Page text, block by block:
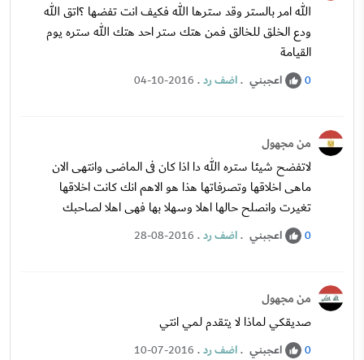
الله امر بالستر وقد سترها الله فكيف انت تفضها ؟اتق الله
ودع الخلق للخالق فمن هتك ستر احد هتك الله ستره يوم
القيامة
0 اعجبني .اضف رد.
04-10-2016
من مجهول
لاتفضح شيئا ستره الله دا اذا كان فى الماضى وانتهى الان
ماهى اخلاقها وتصرفاتها هذا هو الاهم انك كانت اخلاقها
تغيرت وانصلح حالها اهلا وسهلا بها فهى اهلا لصاحبك
0 اعجبني .اضف رد.
28-08-2016
من مجهول
صديقكي لماذا لا يتقدم لمي انتي
0 اعجبني .اضف رد.
10-07-2016